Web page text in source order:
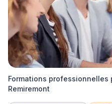
Formations professionnelles
Remiremont